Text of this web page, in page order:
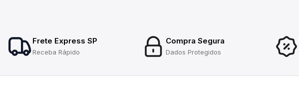
Frete Express SP
Receba Rápido
Compra Segura
Dados Protegidos